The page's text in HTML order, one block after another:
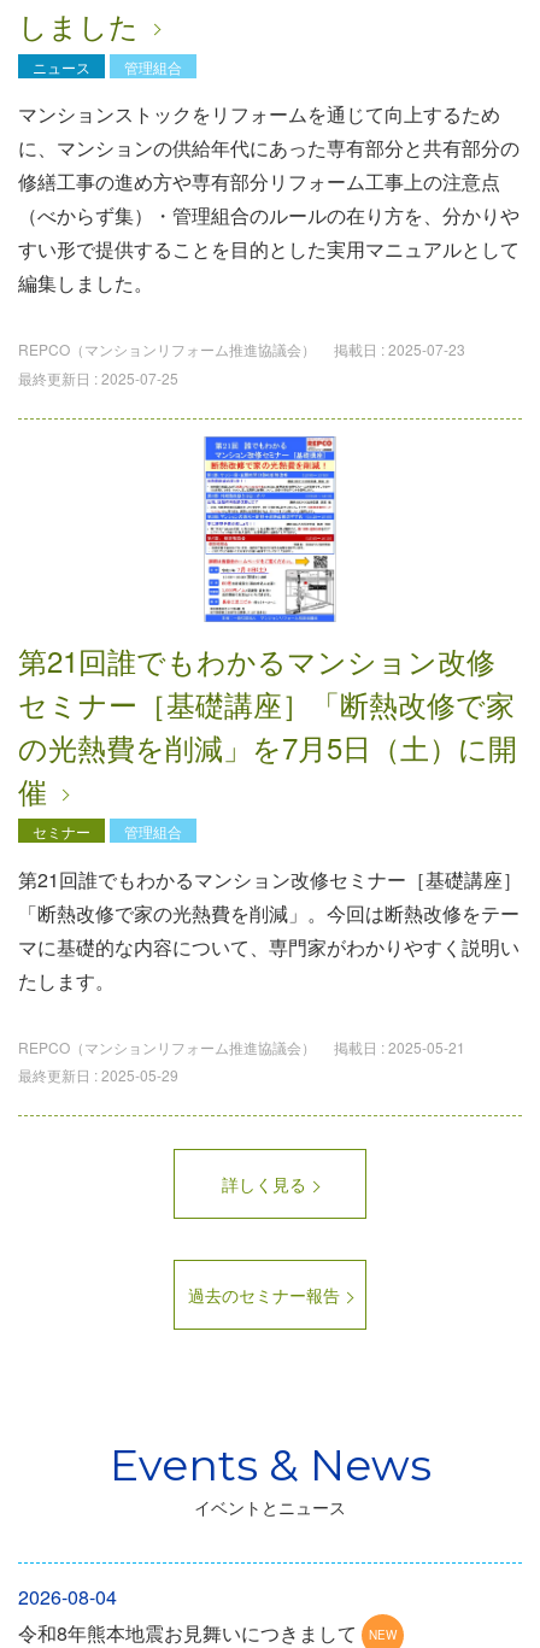
しました
ニュース 管理組合
マンションストックをリフォームを通じて向上するため
に、マンションの供給年代にあった専有部分と共有部分の
修繕工事の進め方や専有部分リフォーム工事上の注意点
（べからず集）・管理組合のルールの在り方を、分かりや
すい形で提供することを目的とした実用マニュアルとして
編集しました。
REPCO（マンションリフォーム推進協議会） 掲載日 :2025-07-23
最終更新日 :2025-07-25
第21回誰でもわかるマンション改修
セミナー［基礎講座］「断熱改修で家
の光熱費を削減」を7月5日（土）に開
催
セミナー 管理組合
第21回誰でもわかるマンション改修セミナー［基礎講座］
「断熱改修で家の光熱費を削減」。今回は断熱改修をテー
マに基礎的な内容について、専門家がわかりやすく説明い
たします。
REPCO（マンションリフォーム推進協議会） 掲載日 :2025-05-21
最終更新日 :2025-05-29
詳しく見る
過去のセミナー報告
イベントとニュース
2026-08-04
令和8年熊本地震お見舞いにつきまして